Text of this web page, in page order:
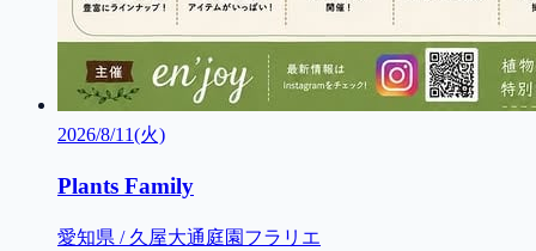
2026/8/11(火)
Plants Family
愛知県 / 久屋大通庭園フラリエ